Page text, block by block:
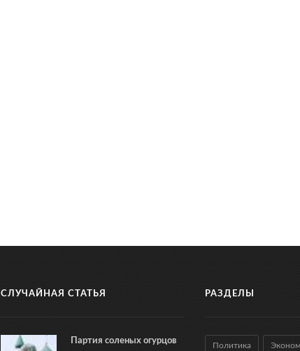
СЛУЧАЙНАЯ СТАТЬЯ
Партия соленых огурцов
РАЗДЕЛЫ
Политика